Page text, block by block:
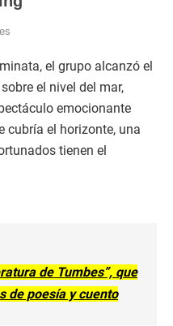
el grupo alcanzó el
el nivel del mar,
emocionante
cubría el horizonte, una
tienen el
de Tumbes”, que
de poesía y cuento